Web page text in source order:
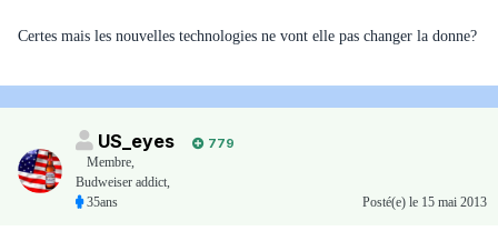
Certes mais les nouvelles technologies ne vont elle pas changer la donne?
US_eyes
779
Membre,
Budweiser addict,
35ans
Posté(e) le 15 mai 2013